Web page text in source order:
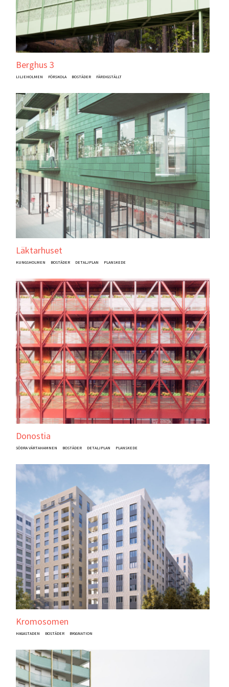
Berghus 3
LILJEHOLMEN FÖRSKOLA BOSTÄDER FÄRDIGSTÄLLT
Läktarhuset
KUNGSHOLMEN BOSTÄDER DETALJPLAN PLANSKEDE
Donostia
SÖDRA VÄRTAHAMNEN BOSTÄDER DETALJPLAN PLANSKEDE
Kromosomen
HAGASTADEN BOSTÄDER BYGGNATION